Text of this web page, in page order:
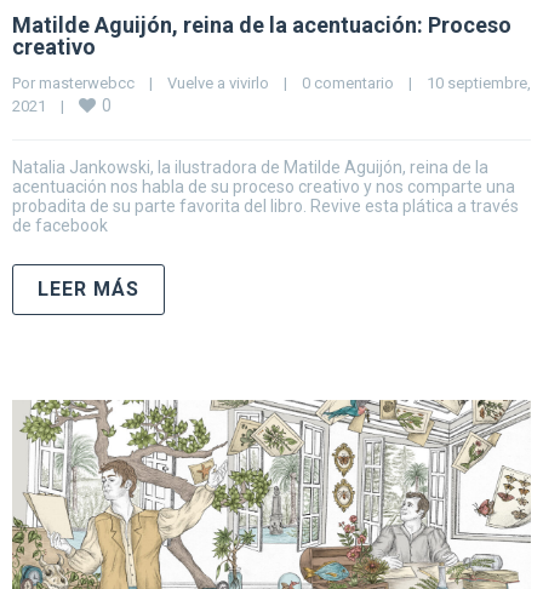
Matilde Aguijón, reina de la acentuación: Proceso
creativo
Por masterwebcc | Vuelve a vivirlo | 0 comentario |
10 septiembre,
2021 | 0
Natalia Jankowski, la ilustradora de Matilde Aguijón, reina de la
acentuación nos habla de su proceso creativo y nos comparte una
probadita de su parte favorita del libro. Revive esta plática a través
de facebook
LEER MÁS